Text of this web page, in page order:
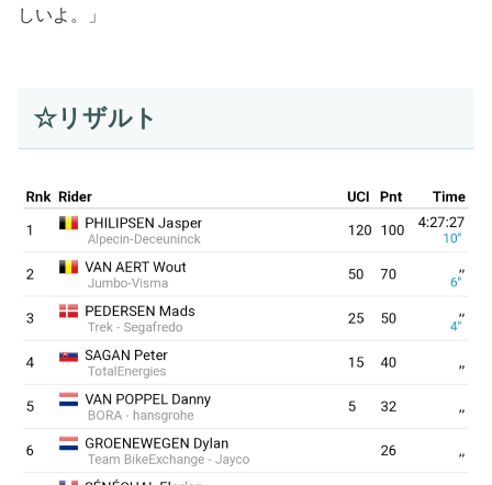
しいよ。」
☆リザルト